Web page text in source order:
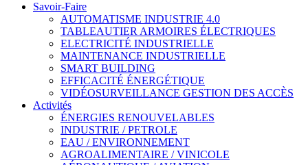
Savoir-Faire
AUTOMATISME INDUSTRIE 4.0
TABLEAUTIER ARMOIRES ÉLECTRIQUES
ELECTRICITÉ INDUSTRIELLE
MAINTENANCE INDUSTRIELLE
SMART BUILDING
EFFICACITÉ ÉNERGÉTIQUE
VIDÉOSURVEILLANCE GESTION DES ACCÈS
Activités
ÉNERGIES RENOUVELABLES
INDUSTRIE / PETROLE
EAU / ENVIRONNEMENT
AGROALIMENTAIRE / VINICOLE